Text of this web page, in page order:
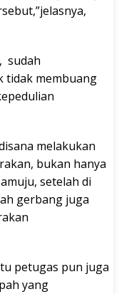
sudah
tidak membuang
melakukan
bukan hanya
setelah di
gerbang juga
petugas pun juga
yang